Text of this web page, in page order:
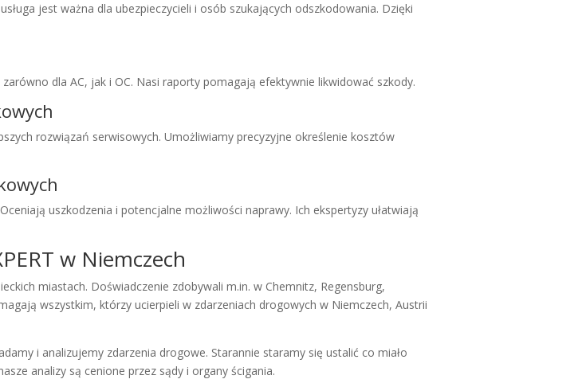
jest ważna dla ubezpieczycieli i osób szukających odszkodowania. Dzięki
dla AC, jak i OC. Nasi raporty pomagają efektywnie likwidować szkody.
rozwiązań serwisowych. Umożliwiamy precyzyjne określenie kosztów
uszkodzenia i potencjalne możliwości naprawy. Ich ekspertyzy ułatwiają
w Niemczech
miastach. Doświadczenie zdobywali m.in. w Chemnitz, Regensburg,
wszystkim, którzy ucierpieli w zdarzeniach drogowych w Niemczech, Austrii
i analizujemy zdarzenia drogowe. Starannie staramy się ustalić co miało
analizy są cenione przez sądy i organy ścigania.